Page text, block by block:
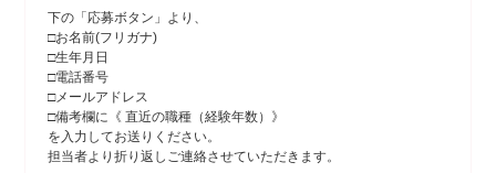
下の「応募ボタン」より、
□お名前(フリガナ)
□生年月日
□電話番号
□メールアドレス
□備考欄に《 直近の職種（経験年数）》
を入力してお送りください。
担当者より折り返しご連絡させていただきます。